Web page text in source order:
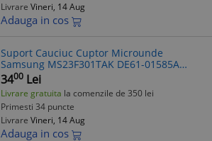
Livrare Vineri, 14 Aug
Adauga in cos
Suport Cauciuc Cuptor Microunde
Samsung MS23F301TAK DE61-01585A
Original
3400 Lei
Livrare gratuita la comenzile de 350 lei
Primesti 34 puncte
Livrare Vineri, 14 Aug
Adauga in cos